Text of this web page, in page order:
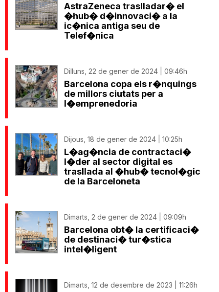
AstraZeneca traslladar� el
�hub� d�innovaci� a la
ic�nica antiga seu de
Telef�nica
Dilluns, 22 de gener de 2024 | 09:46h
Barcelona copa els r�nquings
de millors ciutats per a
l�emprenedoria
Dijous, 18 de gener de 2024 | 10:25h
L�ag�ncia de contractaci�
l�der al sector digital es
trasllada al �hub� tecnol�gic
de la Barceloneta
Dimarts, 2 de gener de 2024 | 09:09h
Barcelona obt� la certificaci�
de destinaci� tur�stica
intel�ligent
Dimarts, 12 de desembre de 2023 | 11:26h